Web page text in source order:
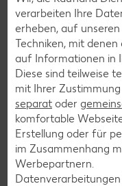
Sushi-Rezepte
Raclette-Rezepte
Flammkuchen-
Frühstücksrezepte
Salat-Rezepte
Spargel-Rezepte
Fleisch-Rezepte
verarbeiten Ihre
erheben, auf
Techniken, mit
auf Informationen in
Diese sind teilweise
mit Ihrer
separat oder
komfortable
Erstellung oder für
im Zusammenhang
Werbepartnern.